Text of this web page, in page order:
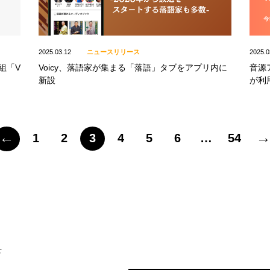
「V
2025.03.12 ニュースリリース
Voicy、落語家が集まる「落語」タブをアプリ内に
新設
音源
が利
1 2 3 4 5 6 … 54